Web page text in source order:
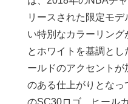
リースされた限定モ
い特別なカラーリング
とホワイトを基調と
ールドのアクセント
のある仕上がりとな